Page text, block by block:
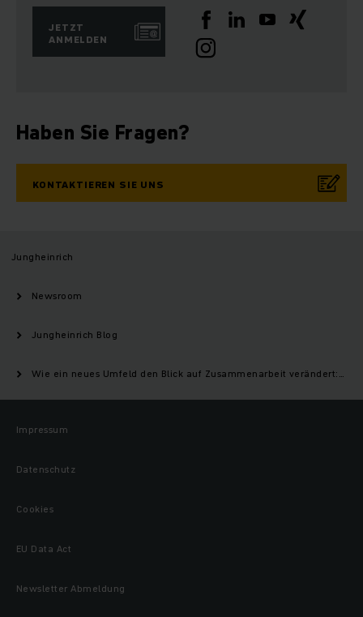
JETZT
ANMELDEN
Haben Sie Fragen?
KONTAKTIEREN SIE UNS
Jungheinrich
Newsroom
Jungheinrich Blog
Wie ein neues Umfeld den Blick auf Zusammenarbeit verändert: Pietros JIG-Erfahrung in Hamburg
Impressum
Datenschutz
Cookies
EU Data Act
Newsletter Abmeldung